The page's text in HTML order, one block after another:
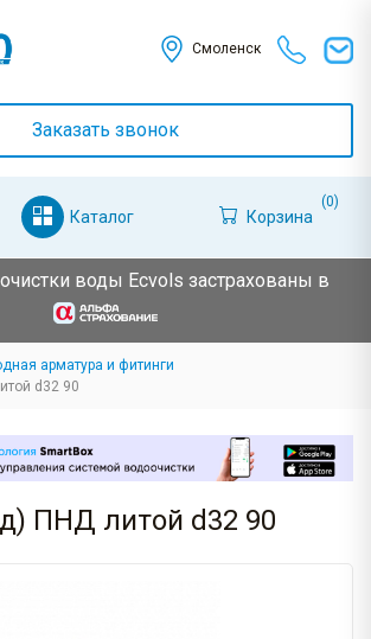
Смоленск
Заказать звонок
Каталог Корзина
(0)
воды Ecvols застрахованы в
арматура и фитинги
d32 90
ПНД литой d32 90